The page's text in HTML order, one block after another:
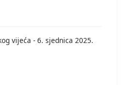
vijeća - 6. sjednica 2025.